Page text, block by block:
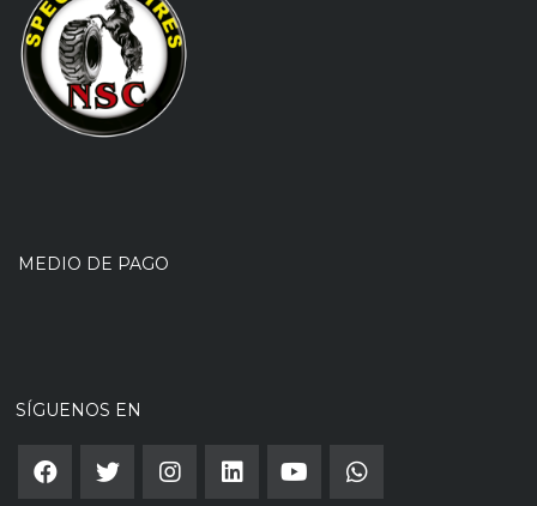
MEDIO DE PAGO
SÍGUENOS EN